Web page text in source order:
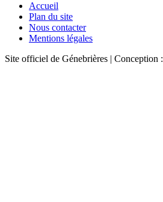
Accueil
Plan du site
Nous contacter
Mentions légales
Site officiel de Génebrières | Conception :